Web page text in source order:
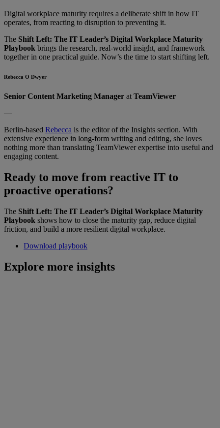
Digital workplace maturity requires a deliberate shift in how IT
operates, from reacting to disruption to preventing it.
The Shift Left: The IT Leader’s Digital Workplace Maturity
Playbook brings the research, real-world insight, and framework
together in one practical guide. Now’s the time to start shifting left.
Rebecca O Dwyer
Senior Content Marketing Manager at TeamViewer
—
Berlin-based Rebecca is the editor of the Insights section. With
extensive experience in long-form writing and editing, she loves
nothing more than translating TeamViewer expertise into useful and
engaging content.
Ready to move from reactive IT to
proactive operations?
The Shift Left: The IT Leader’s Digital Workplace Maturity
Playbook shows how to close the maturity gap, reduce digital
friction, and build a more resilient digital workplace.
Download playbook
Explore more insights